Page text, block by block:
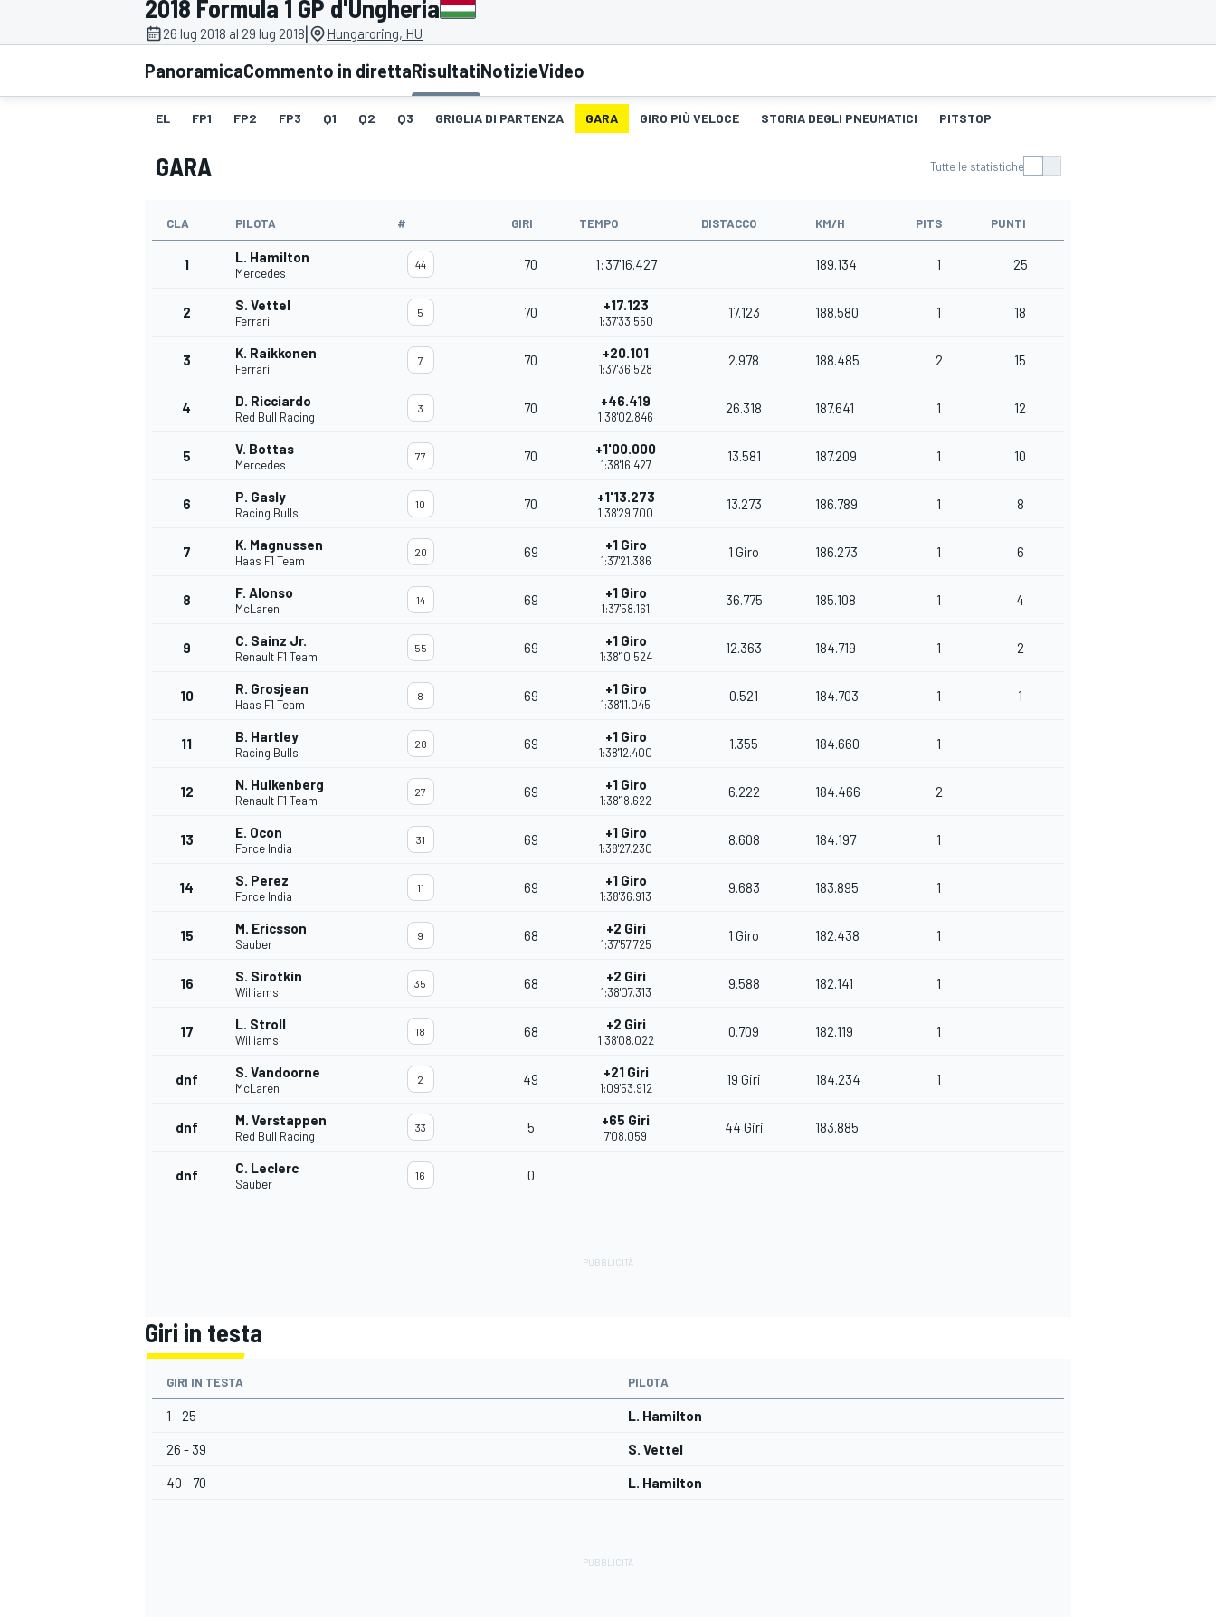
MOTOGP WEC
WRC
MONOPOSTO
2018 Formula 1 GP d'Ungheria
26 lug 2018 al 29 lug 2018| Hungaroring, HU
PanoramicaCommento in direttaRisultatiNotizieVideo
EL FP1 FP2 FP3 Q1 Q2 Q3 GRIGLIA DI PARTENZA GARA GIRO PIÙ VELOCE STORIA DEGLI PNEUMATICI PITSTOP
GARA Tutte le statistiche
CLA PILOTA # GIRI TEMPO DISTACCO KM/H PITS PUNTI
1 L. Hamilton
Mercedes
44 70 1:37'16.427 189.134 1 25
2 S. Vettel
Ferrari
5 70 +17.123
1:37'33.550
17.123 188.580 1 18
3 K. Raikkonen
Ferrari
7 70 +20.101
1:37'36.528
2.978 188.485 2 15
4 D. Ricciardo
Red Bull Racing
3 70 +46.419
1:38'02.846
26.318 187.641 1 12
5 V. Bottas
Mercedes
77 70 +1'00.000
1:38'16.427
13.581 187.209 1 10
6 P. Gasly
Racing Bulls
10 70 +1'13.273
1:38'29.700
13.273 186.789 1 8
7 K. Magnussen
Haas F1 Team
20 69 +1 Giro
1:37'21.386
1 Giro 186.273 1 6
8 F. Alonso
McLaren
14 69 +1 Giro
1:37'58.161
36.775 185.108 1 4
9 C. Sainz Jr.
Renault F1 Team
55 69 +1 Giro
1:38'10.524
12.363 184.719 1 2
10 R. Grosjean
Haas F1 Team
8 69 +1 Giro
1:38'11.045
0.521 184.703 1 1
11 B. Hartley
Racing Bulls
28 69 +1 Giro
1:38'12.400
1.355 184.660 1
12 N. Hulkenberg
Renault F1 Team
27 69 +1 Giro
1:38'18.622
6.222 184.466 2
13 E. Ocon
Force India
31 69 +1 Giro
1:38'27.230
8.608 184.197 1
14 S. Perez
Force India
11 69 +1 Giro
1:38'36.913
9.683 183.895 1
15 M. Ericsson
Sauber
9 68 +2 Giri
1:37'57.725
1 Giro 182.438 1
16 S. Sirotkin
Williams
35 68 +2 Giri
1:38'07.313
9.588 182.141 1
17 L. Stroll
Williams
18 68 +2 Giri
1:38'08.022
0.709 182.119 1
dnf S. Vandoorne
McLaren
2 49 +21 Giri
1:09'53.912
19 Giri 184.234 1
dnf M. Verstappen
Red Bull Racing
33 5 +65 Giri
7'08.059
44 Giri 183.885
dnf C. Leclerc
Sauber
16 0
Giri in testa
GIRI IN TESTA PILOTA
1 - 25 L. Hamilton
26 - 39 S. Vettel
40 - 70 L. Hamilton